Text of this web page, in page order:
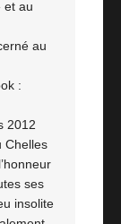
et au
au
:
2012
Chelles
ses
insolite